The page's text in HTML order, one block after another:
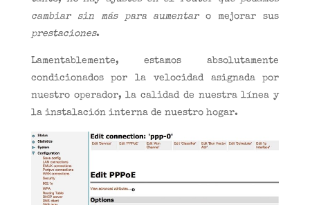
cambiar sin más para aumentaro mejorar sus
prestaciones.
Lamentablemente, estamos absolutamente
condicionados por la velocidad asignada por
nuestro operador, la calidad de nuestra línea y
la instalación interna de nuestro hogar.